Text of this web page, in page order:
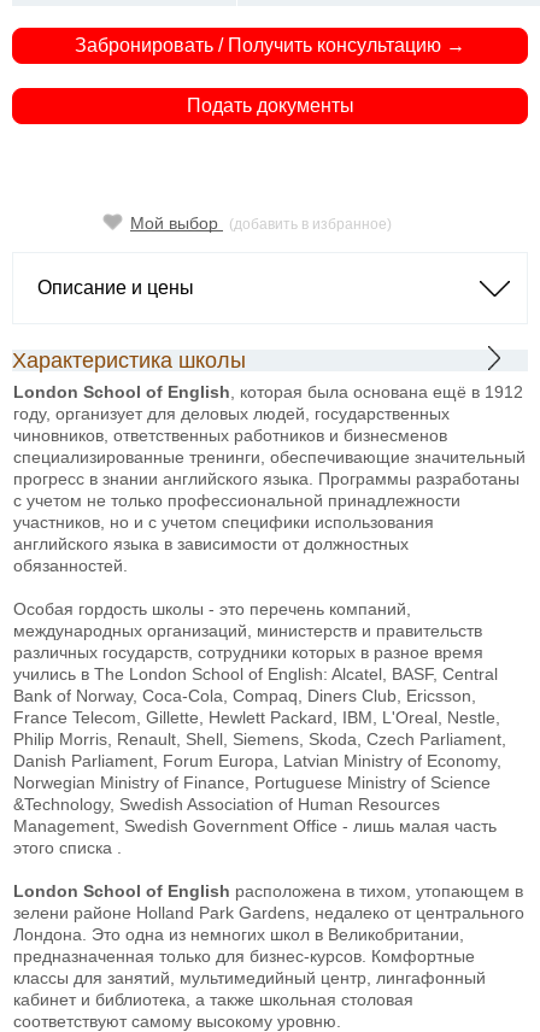
Забронировать / Получить консультацию →
Подать документы
Мой выбор (добавить в избранное)
Описание и цены
Характеристика школы
London School of English , которая была основана ещё в 1912
году, организует для деловых людей, государственных
чиновников, ответственных работников и бизнесменов
специализированные тренинги, обеспечивающие значительный
прогресс в знании английского языка. Программы разработаны
с учетом не только профессиональной принадлежности
участников, но и с учетом специфики использования
английского языка в зависимости от должностных
обязанностей.
Особая гордость школы - это перечень компаний,
международных организаций, министерств и правительств
различных государств, сотрудники которых в разное время
учились в The London School of English: Alcatel, BASF, Central
Bank of Norway, Coca-Cola, Compaq, Diners Club, Ericsson,
France Telecom, Gillette, Hewlett Packard, IBM, L'Oreal, Nestle,
Philip Morris, Renault, Shell, Siemens, Skoda, Czech Parliament,
Danish Parliament, Forum Europa, Latvian Ministry of Economy,
Norwegian Ministry of Finance, Portuguese Ministry of Science
&Technology, Swedish Association of Human Resources
Management, Swedish Government Office - лишь малая часть
этого списка .
London School of English расположена в тихом, утопающем в
зелени районе Holland Park Gardens, недалеко от центрального
Лондона. Это одна из немногих школ в Великобритании,
предназначенная только для бизнес-курсов. Комфортные
классы для занятий, мультимедийный центр, лингафонный
кабинет и библиотека, а также школьная столовая
соответствуют самому высокому уровню.